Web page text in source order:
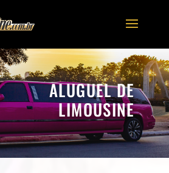
ALUGUEL DE
LIMOUSINE